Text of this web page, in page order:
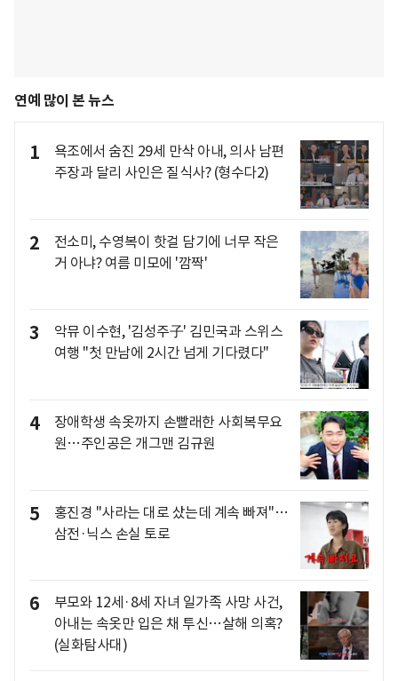
연예 많이 본 뉴스
1
욕조에서 숨진 29세 만삭 아내, 의사 남편
주장과 달리 사인은 질식사? (형수다2)
2
전소미, 수영복이 핫걸 담기에 너무 작은
거 아냐? 여름 미모에 '깜짝'
3
악뮤 이수현, '김성주子' 김민국과 스위스
여행 "첫 만남에 2시간 넘게 기다렸다"
4
장애학생 속옷까지 손빨래한 사회복무요
원…주인공은 개그맨 김규원
5
홍진경 "사라는 대로 샀는데 계속 빠져"…
삼전·닉스 손실 토로
6
부모와 12세·8세 자녀 일가족 사망 사건,
아내는 속옷만 입은 채 투신…살해 의혹?
(실화탐사대)